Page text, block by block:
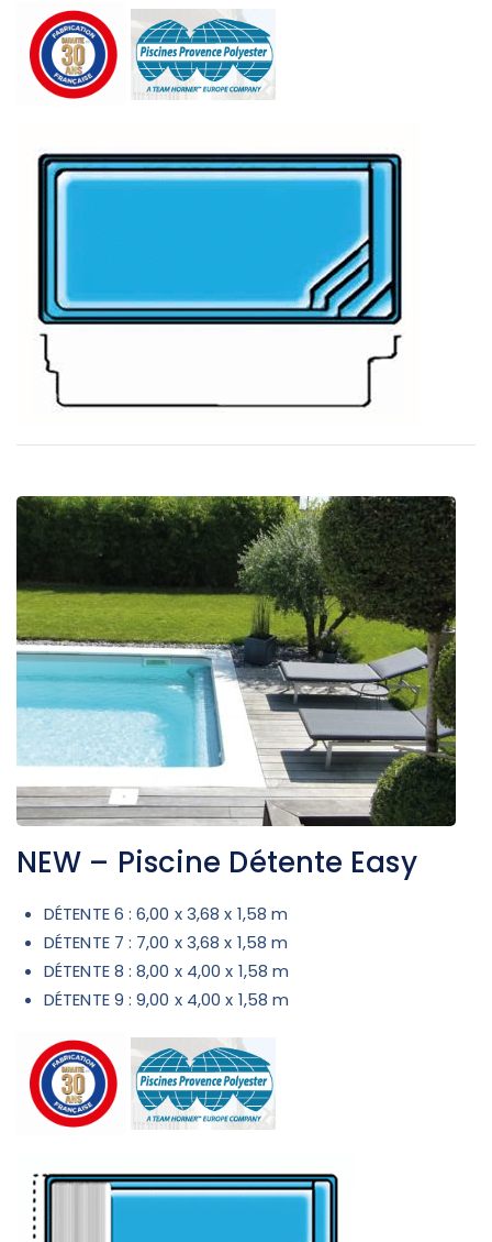
NEW – Piscine Détente Easy
DÉTENTE 6 : 6,00 x 3,68 x 1,58 m
DÉTENTE 7 : 7,00 x 3,68 x 1,58 m
DÉTENTE 8 : 8,00 x 4,00 x 1,58 m
DÉTENTE 9 : 9,00 x 4,00 x 1,58 m